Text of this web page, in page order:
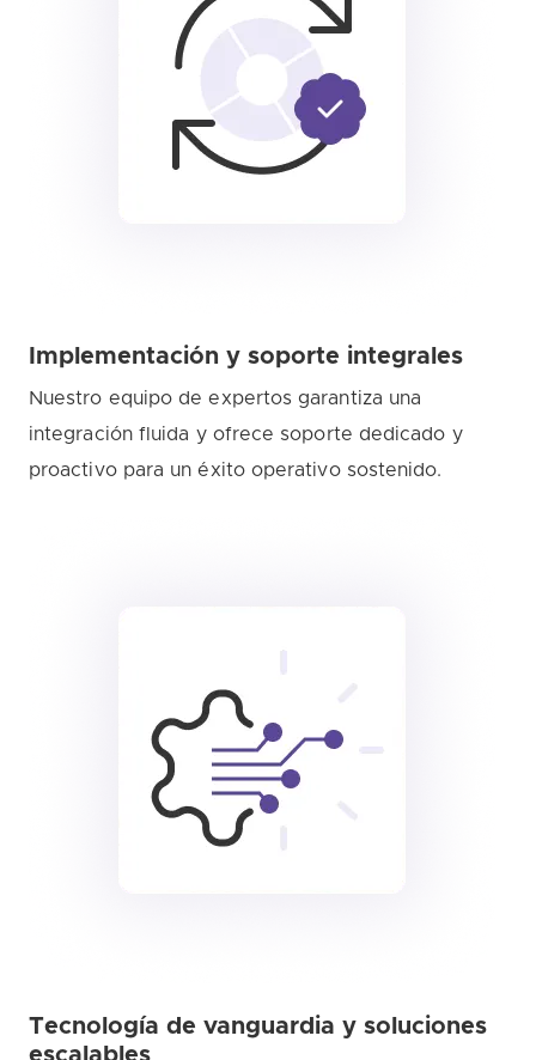
Implementación y soporte integrales
Nuestro equipo de expertos garantiza una
integración fluida y ofrece soporte dedicado y
proactivo para un éxito operativo sostenido.
Tecnología de vanguardia y soluciones
escalables